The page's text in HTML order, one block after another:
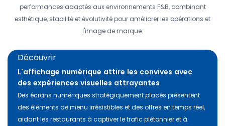
performances adaptés aux environnements F&B, combinant
esthétique, stabilité et évolutivité pour améliorer les opérations et
l'image de marque.
Découvrir
L'affichage numérique attire les convives avec
des expériences visuelles attrayantes
Des écrans numériques stratégiquement placés présentent
des éléments de menu irrésistibles et des offres en temps réel,
aidant les restaurants à captiver le trafic piétonnier et à